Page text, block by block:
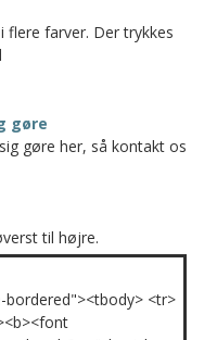
flere farver. Der trykkes
gøre
gøre her, så kontakt os
til højre.
bordered"><tbody> <tr>